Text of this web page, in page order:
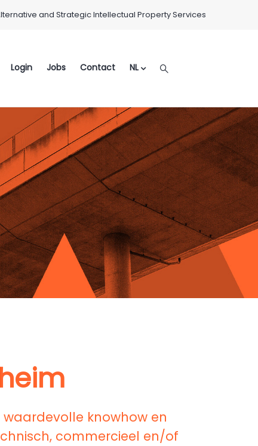
and Strategic Intellectual Property Services
Login Jobs Contact NL
waardevolle knowhow en
commercieel en/of